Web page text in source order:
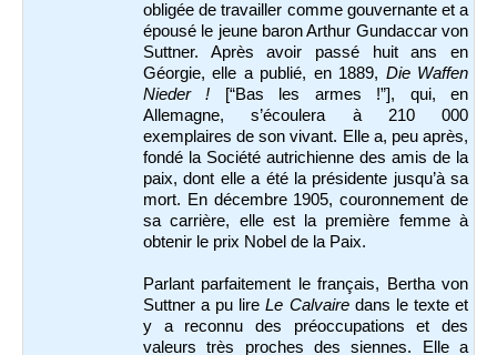
obligée de travailler comme gouvernante et a
épousé le jeune baron Arthur Gundaccar von
Suttner. Après avoir passé huit ans en
Géorgie, elle a publié, en 1889, Die Waffen
Nieder ! [“Bas les armes !”], qui, en
Allemagne, s’écoulera à 210 000
exemplaires de son vivant. Elle a, peu après,
fondé la Société autrichienne des amis de la
paix, dont elle a été la présidente jusqu’à sa
mort. En décembre 1905, couronnement de
sa carrière, elle est la première femme à
obtenir le prix Nobel de la Paix.
Parlant parfaitement le français, Bertha von
Suttner a pu lireLe Calvairedans le texte et
y a reconnu des préoccupations et des
valeurs très proches des siennes. Elle a